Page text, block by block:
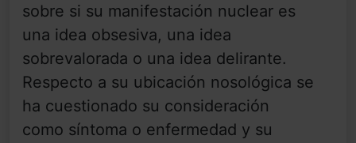
sobre si su manifestación nuclear es
una idea obsesiva, una idea
sobrevalorada o una idea delirante.
Respecto a su ubicación nosológica se
ha cuestionado su consideración
como síntoma o enfermedad y su